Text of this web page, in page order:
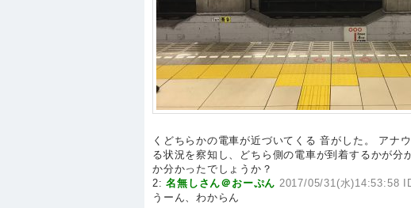
くどちらかの電車が近づいてくる 音がした。 アナ
る状況を察知し、どちら側の電車が到着するかが
か分かったでしょうか？
2:名無しさん＠おーぷん 2017/05/31(水)14:53:58
うーん、わからん